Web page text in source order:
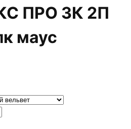
ПРО 3К 2П
маус